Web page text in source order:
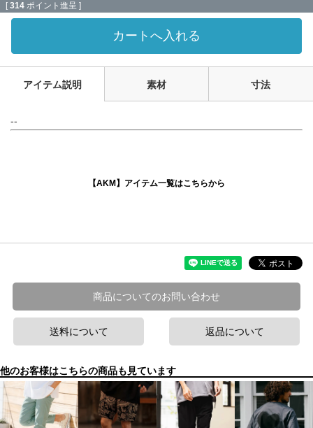
[ 314 ポイント進呈 ]
カートへ入れる
アイテム説明 素材 寸法
--
【AKM】アイテム一覧はこちらから
商品についてのお問い合わせ
送料について 返品について
他のお客様はこちらの商品も見ています